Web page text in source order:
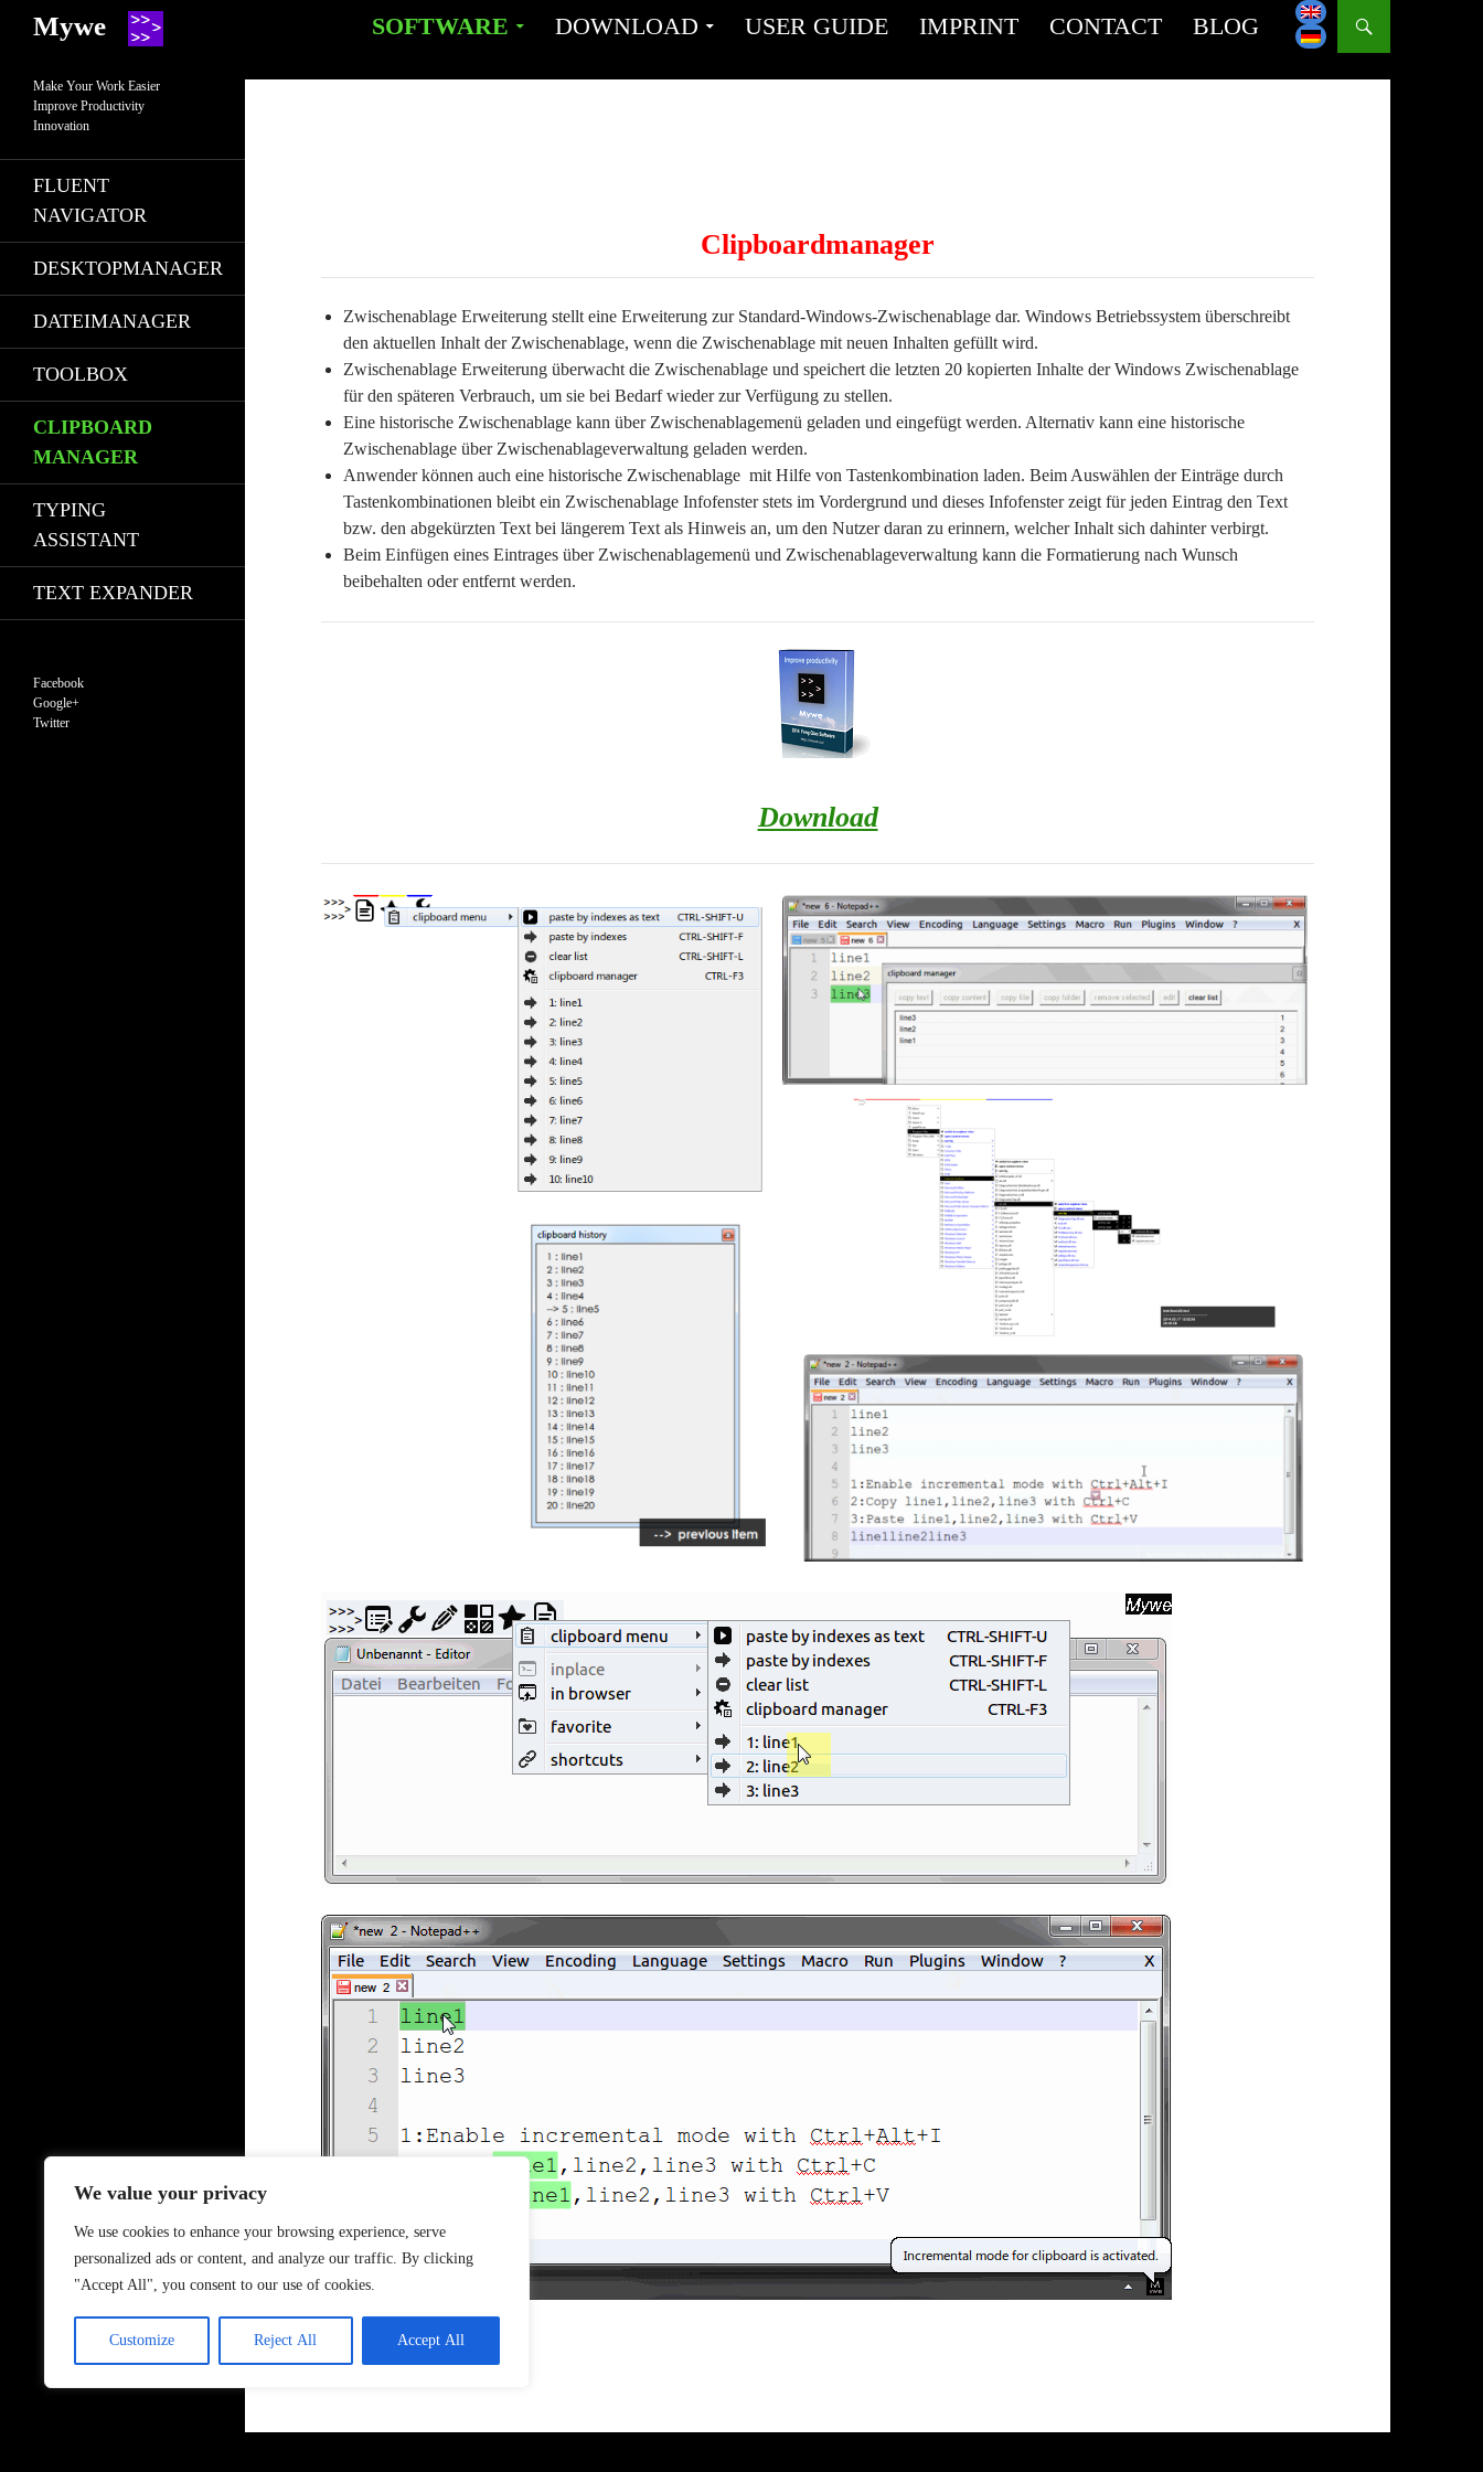
We value your privacy
We use cookies to enhance your browsing experience, serve
personalized ads or content, and analyze our traffic. By clicking
"Accept All", you consent to our use of cookies.
Customize Reject All Accept All
Mywe SOFTWARE DOWNLOAD USER GUIDE IMPRINT CONTACT BLOG
Clipboardmanager
Zwischenablage Erweiterung stellt eine Erweiterung zur Standard-Windows-Zwischenablage dar. Windows Betriebssystem überschreibt
den aktuellen Inhalt der Zwischenablage, wenn die Zwischenablage mit neuen Inhalten gefüllt wird.
Zwischenablage Erweiterung überwacht die Zwischenablage und speichert die letzten 20 kopierten Inhalte der Windows Zwischenablage
für den späteren Verbrauch, um sie bei Bedarf wieder zur Verfügung zu stellen.
Eine historische Zwischenablage kann über Zwischenablagemenü geladen und eingefügt werden. Alternativ kann eine historische
Zwischenablage über Zwischenablageverwaltung geladen werden.
Anwender können auch eine historische Zwischenablage mit Hilfe von Tastenkombination laden. Beim Auswählen der Einträge durch
Tastenkombinationen bleibt ein Zwischenablage Infofenster stets im Vordergrund und dieses Infofenster zeigt für jeden Eintrag den Text
bzw. den abgekürzten Text bei längerem Text als Hinweis an, um den Nutzer daran zu erinnern, welcher Inhalt sich dahinter verbirgt.
Beim Einfügen eines Eintrages über Zwischenablagemenü und Zwischenablageverwaltung kann die Formatierung nach Wunsch
beibehalten oder entfernt werden.
Download
Make Your Work Easier
Improve Productivity
Innovation
FLUENT
NAVIGATOR
DESKTOPMANAGER
DATEIMANAGER
TOOLBOX
CLIPBOARD
MANAGER
TYPING
ASSISTANT
TEXT EXPANDER
Facebook
Google+
Twitter